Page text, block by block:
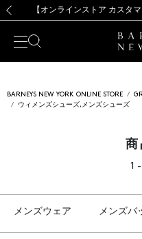
【夏季休業に伴う出荷
熊本県を中心とした地震の
【開催中】
【夏季休業に伴う出荷
BARNEYS NEW YORK ONLINE STORE
ウィメンズシューズ,メンズシューズ
商
1
メンズウェア メンズバ